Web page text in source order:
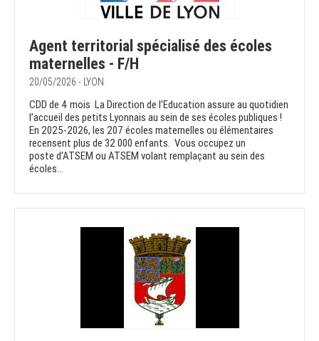
Agent territorial spécialisé des écoles
maternelles - F/H
20/05/2026 - LYON
CDD de 4 mois La Direction de l’Education assure au quotidien
l’accueil des petits Lyonnais au sein de ses écoles publiques !
En 2025-2026, les 207 écoles maternelles ou élémentaires
recensent plus de 32 000 enfants. Vous occupez un
poste d'ATSEM ou ATSEM volant remplaçant au sein des
écoles...